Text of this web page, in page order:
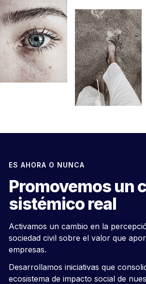
ES AHORA O NUNCA
Promovemos un
sistémico real
Activamos un cambio en la
sociedad civil sobre el valor que
empresas.
Desarrollamos iniciativas que
ecosistema de impacto social de